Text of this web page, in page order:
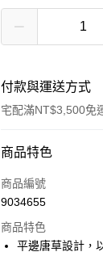
付款與運送方式
宅配滿NT$3,500免
付款方式
信用卡一次付款
3 期 0 利率 每
商品特色
商品編號
9034655
商品特色
平邊唐草設計，